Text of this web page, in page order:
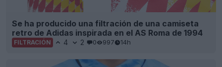
Se ha producido una filtración de una camiseta
retro de Adidas inspirada en el AS Roma de 1994
FILTRACIÓN 4 2 0 997 14h